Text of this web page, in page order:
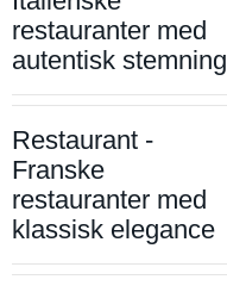
restauranter med
autentisk stemning
Restaurant -
Franske
restauranter med
klassisk elegance